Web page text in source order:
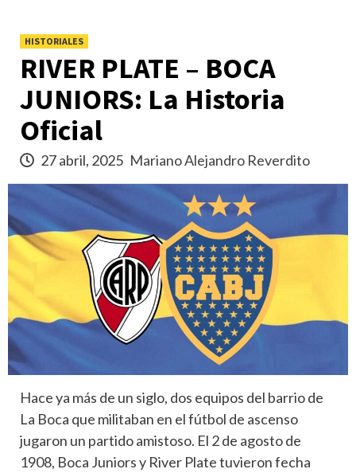
HISTORIALES
RIVER PLATE – BOCA
JUNIORS: La Historia
Oficial
27 abril, 2025 Mariano Alejandro Reverdito
Hace ya más de un siglo, dos equipos del barrio de
La Boca que militaban en el fútbol de ascenso
jugaron un partido amistoso. El 2 de agosto de
1908, Boca Juniors y River Plate tuvieron fecha